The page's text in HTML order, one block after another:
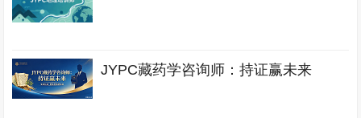
JYPC藏药学咨询师：持证赢未来